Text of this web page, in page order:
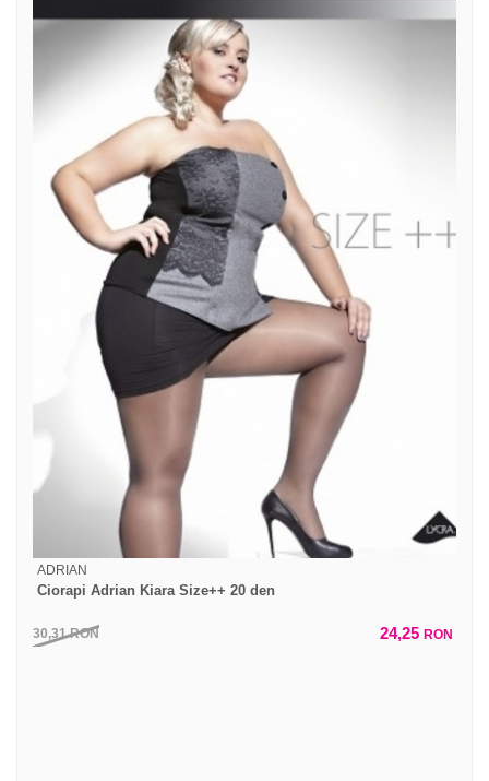
ADRIAN
Ciorapi Adrian Kiara Size++ 20 den
30,31RON 24,25 RON